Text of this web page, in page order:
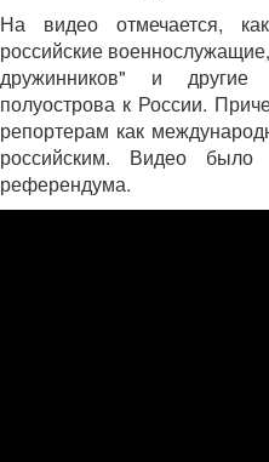
На видео отмечается,
российские
дружинников" и другие
полуострова к России.
репортерам как
российским. Видео
референдума.